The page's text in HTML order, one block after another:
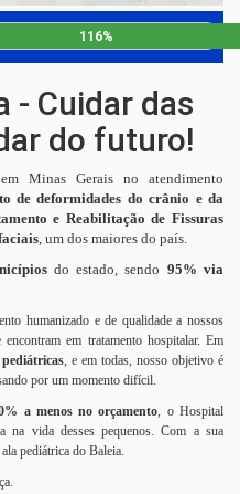
116%
- Cuidar das
do futuro!
Minas Gerais no atendimento
de deformidades do crânio e da
e Reabilitação de Fissuras
, um dos maiores do país.
do estado, sendo 95% via
humanizado e de qualidade a nossos
em tratamento hospitalar. Em
, e em todas, nosso objetivo é
por um momento difícil.
a menos no orçamento, o Hospital
na vida desses pequenos. Com a sua
pediátrica do Baleia.